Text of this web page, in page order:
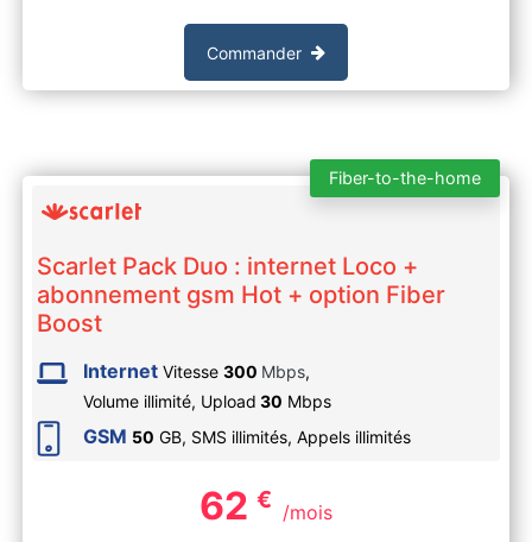
Commander
Fiber-to-the-home
Scarlet Pack Duo : internet Loco +
abonnement gsm Hot + option Fiber
Boost
Internet Vitesse 300 Mbps,
Volume illimité, Upload 30 Mbps
GSM 50 GB, SMS illimités, Appels illimités
62 € /mois